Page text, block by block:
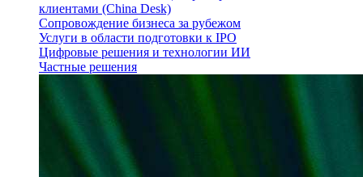
клиентами (China Desk)
Сопровождение бизнеса за рубежом
Услуги в области подготовки к IPO
Цифровые решения и технологии ИИ
Частные решения